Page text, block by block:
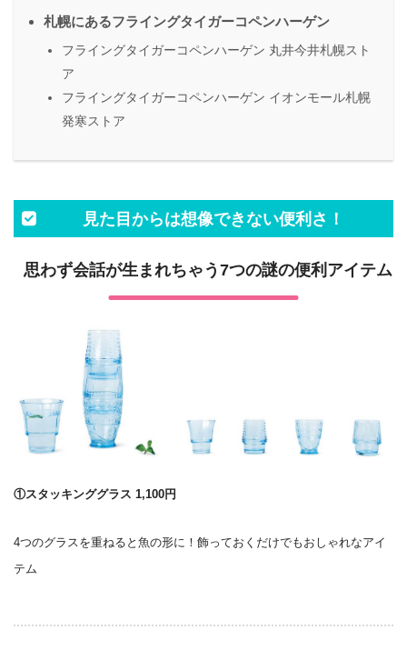
札幌にあるフライングタイガーコペンハーゲン
フライングタイガーコペンハーゲン 丸井今井札幌スト
ア
フライングタイガーコペンハーゲン イオンモール札幌
発寒ストア
見た目からは想像できない便利さ！
思わず会話が生まれちゃう7つの謎の便利アイテム
①スタッキンググラス 1,100円
4つのグラスを重ねると魚の形に！飾っておくだけでもおしゃれなアイ
テム